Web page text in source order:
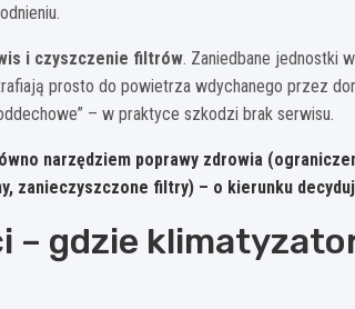
i czyszczenie filtrów. Zaniedbane jednostki
prosto do powietrza wdychanego przez
– w praktyce szkodzi brak serwisu.
narzędziem poprawy zdrowia
zanieczyszczone filtry) – o kierunku
– gdzie